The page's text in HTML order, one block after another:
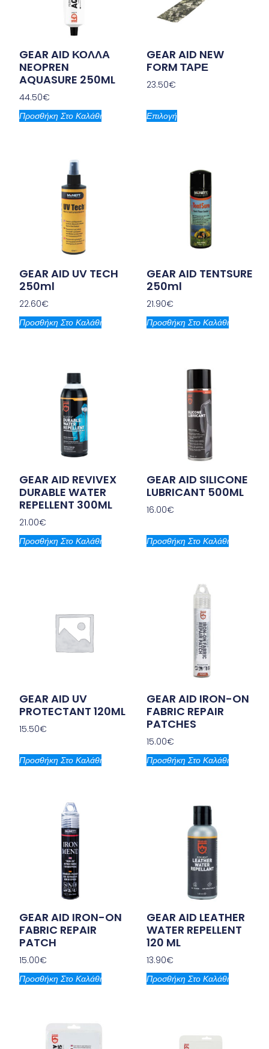
GEAR AID ΚΟΛΛΑ
NEOPREN
AQUASURE 250ML
44.50€
Προσθήκη Στο Καλάθι
GEAR AID NEW
FORM ΤΑΡΕ
23.50€
Επιλογή
GEAR AID UV TECH
250ml
22.60€
Προσθήκη Στο Καλάθι
GEAR AID TENTSURE
250ml
21.90€
Προσθήκη Στο Καλάθι
GEAR AID REVIVEX
DURABLE WATER
REPELLENT 300ML
21.00€
Προσθήκη Στο Καλάθι
GEAR AID SILICONE
LUBRICANT 500ML
16.00€
Προσθήκη Στο Καλάθι
GEAR AID UV
PROTECTANT 120ML
15.50€
Προσθήκη Στο Καλάθι
GEAR AID IRON-ON
FABRIC REPAIR
PATCHES
15.00€
Προσθήκη Στο Καλάθι
GEAR AID IRON-ON
FABRIC REPAIR
PATCH
15.00€
Προσθήκη Στο Καλάθι
GEAR AID LEATHER
WATER REPELLENT
120 ML
13.90€
Προσθήκη Στο Καλάθι